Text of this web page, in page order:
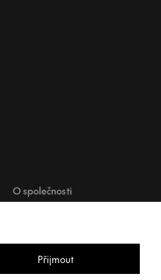
O společnosti
Showroomy
Přijmout